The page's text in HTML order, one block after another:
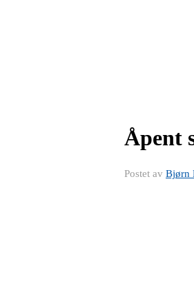
Åpent
Postet av Bjørn